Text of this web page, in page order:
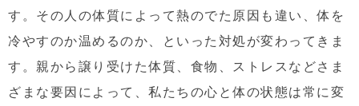
す。その人の体質によって熱のでた原因も違い、体を
冷やすのか温めるのか、といった対処が変わってきま
す。親から譲り受けた体質、食物、ストレスなどさま
ざまな要因によって、私たちの心と体の状態は常に変